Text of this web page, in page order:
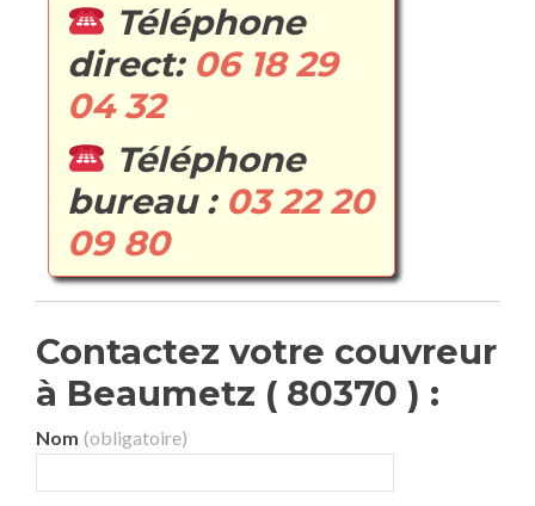
Téléphone
direct: 06 18 29
04 32
Téléphone
bureau : 03 22 20
09 80
Contactez votre couvreur
à Beaumetz ( 80370 ) :
Nom (obligatoire)